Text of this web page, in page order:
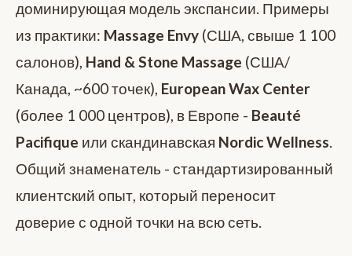
доминирующая модель экспансии. Примеры
из практики: Massage Envy (США, свыше 1 100
салонов), Hand & Stone Massage (США/
Канада, ~600 точек), European Wax Center
(более 1 000 центров), в Европе - Beauté
Pacifique или скандинавская Nordic Wellness.
Общий знаменатель - стандартизированный
клиентский опыт, который переносит
доверие с одной точки на всю сеть.